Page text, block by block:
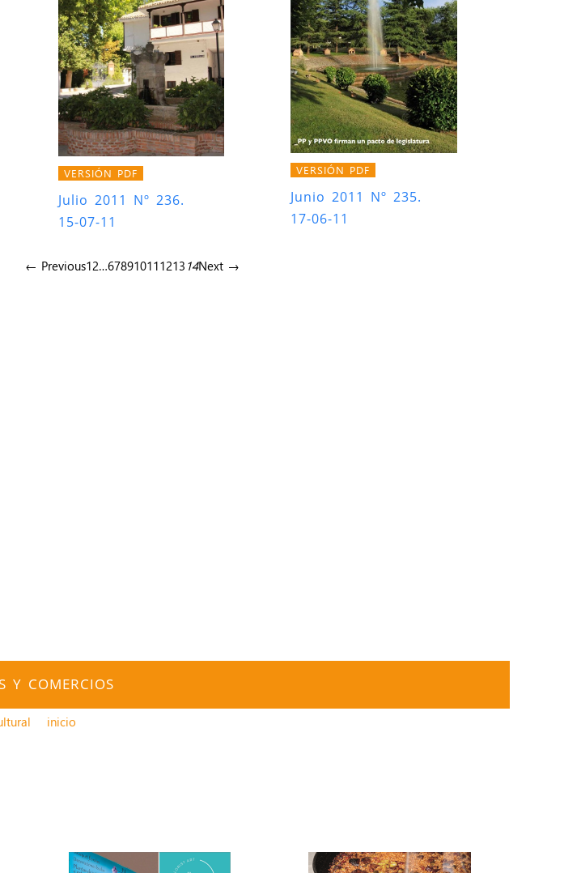
VERSIÓN PDF
Julio 2011 Nº 236.
15-07-11
VERSIÓN PDF
Junio 2011 Nº 235.
17-06-11
← Previous12…678910111213 14Next →
Y COMERCIOS
inicio